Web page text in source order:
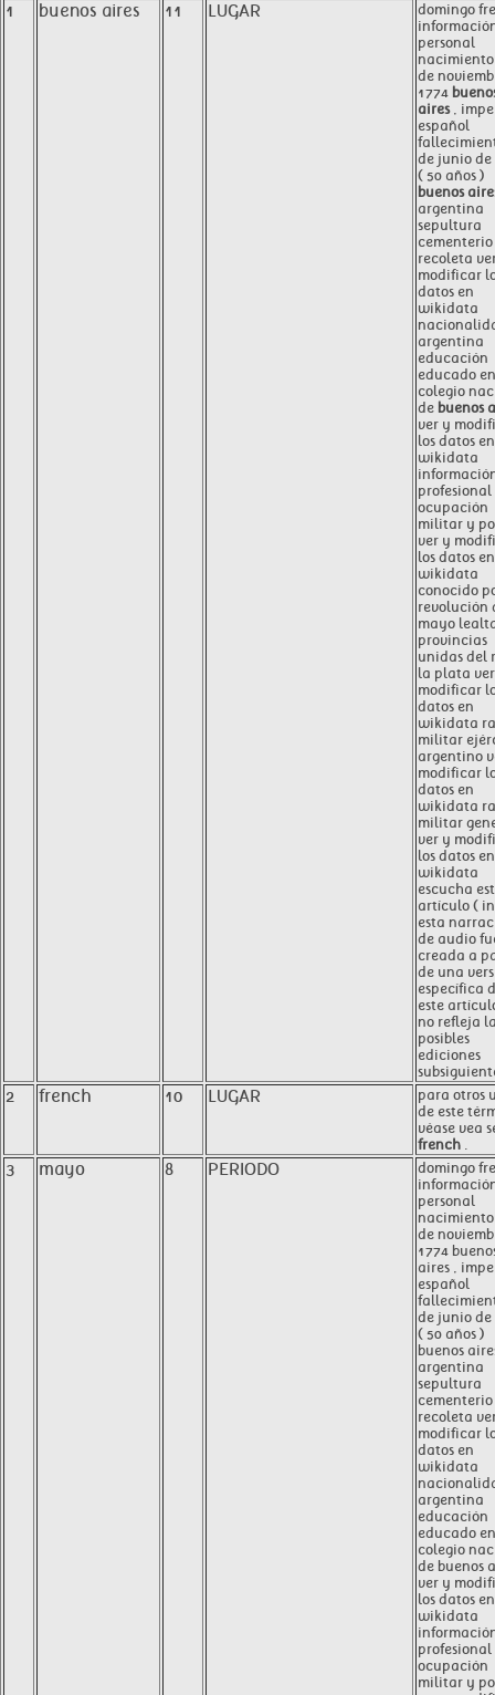
1
buenos aires 11 LUGAR
domingo
personal
nacimiento
de
1774
aires,
español
de junio de
( 50 años )
buenos
argentina
sepultura
recoleta
modificar
datos en
wikidata
argentina
educación
educado en
colegio
de buenos
ver y
los datos en
wikidata
profesional
ocupación
militar y
ver y
los datos en
wikidata
conocido
revolución
mayo
provincias
unidas del
la plata
modificar
datos en
wikidata
militar
argentino
modificar
datos en
wikidata
militar
ver y
los datos en
wikidata
escucha
artículo (
esta
de audio
creada a
de una
específica
este
no refleja
posibles
ediciones
2 french 10 LUGAR
para otros
de este
véase vea
french .
3 mayo 8 PERIODO
domingo
personal
nacimiento
de
1774
aires ,
español
de junio de
( 50 años )
buenos
argentina
sepultura
recoleta
modificar
datos en
wikidata
argentina
educación
educado en
colegio
de buenos
ver y
los datos en
wikidata
profesional
ocupación
militar y